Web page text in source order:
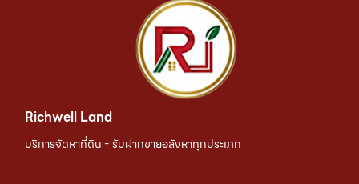
Richwell Land
บริการจัดหาที่ดิน - รับฝากขายอสังหาทุกประเภท